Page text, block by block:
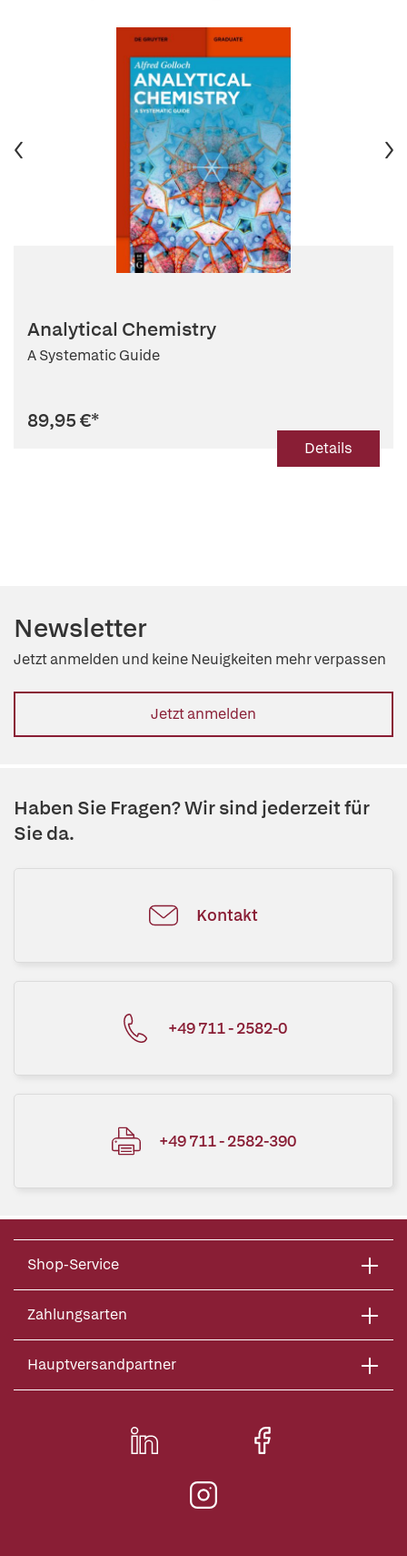
Analytical Chemistry
A Systematic Guide
89,95 €*
Details
Newsletter
Jetzt anmelden und keine Neuigkeiten mehr verpassen
Jetzt anmelden
Haben Sie Fragen? Wir sind jederzeit für
Sie da.
Kontakt
+49 711 - 2582-0
+49 711 - 2582-390
Shop-Service
Zahlungsarten
Hauptversandpartner